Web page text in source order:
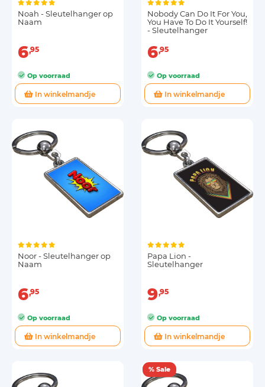
Noah - Sleutelhanger op
Naam
6 95
Op voorraad
In winkelmandje
Nobody Can Do It For You,
You Have To Do It Yourself!
- Sleutelhanger
6 95
Op voorraad
In winkelmandje
Noor - Sleutelhanger op
Naam
6 95
Op voorraad
In winkelmandje
Papa Lion -
Sleutelhanger
9 95
Op voorraad
In winkelmandje
% Sale